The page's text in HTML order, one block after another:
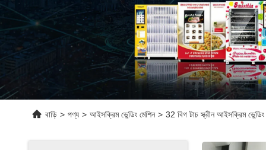
বাড়ি > পণ্য > আইসক্রিম ভেন্ডিং মেশিন > 32 বিগ টাচ স্ক্রীন আইসক্রিম